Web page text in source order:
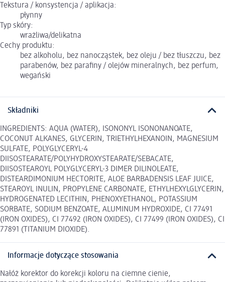
Tekstura / konsystencja / aplikacja:
płynny
Typ skóry:
wrażliwa/delikatna
Cechy produktu:
bez alkoholu, bez nanocząstek, bez oleju / bez tłuszczu, bez
parabenów, bez parafiny / olejów mineralnych, bez perfum,
wegański
Składniki
INGREDIENTS: AQUA (WATER), ISONONYL ISONONANOATE,
COCONUT ALKANES, GLYCERIN, TRIETHYLHEXANOIN, MAGNESIUM
SULFATE, POLYGLYCERYL-4
DIISOSTEARATE/POLYHYDROXYSTEARATE/SEBACATE,
DIISOSTEAROYL POLYGLYCERYL-3 DIMER DILINOLEATE,
DISTEARDIMONIUM HECTORITE, ALOE BARBADENSIS LEAF JUICE,
STEAROYL INULIN, PROPYLENE CARBONATE, ETHYLHEXYLGLYCERIN,
HYDROGENATED LECITHIN, PHENOXYETHANOL, POTASSIUM
SORBATE, SODIUM BENZOATE, ALUMINUM HYDROXIDE, CI 77491
(IRON OXIDES), CI 77492 (IRON OXIDES), CI 77499 (IRON OXIDES), CI
77891 (TITANIUM DIOXIDE).
Informacje dotyczące stosowania
Nałóż korektor do korekcji koloru na ciemne cienie,